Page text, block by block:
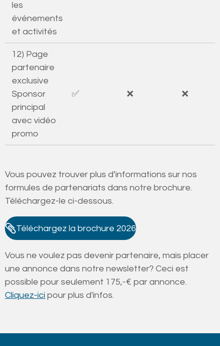
les
événements
et activités
12) Page
partenaire
exclusive
Sponsor
principal
avec vidéo
promo
✅ ❌ ❌
Vous pouvez trouver plus d’informations sur nos
formules de partenariats dans notre brochure.
Téléchargez-le ci-dessous.
Téléchargez la brochure 2026
Vous ne voulez pas devenir partenaire, mais placer
une annonce dans notre newsletter? Ceci est
possible pour seulement 175,-€ par annonce.
Cliquez-ici pour plus d'infos.